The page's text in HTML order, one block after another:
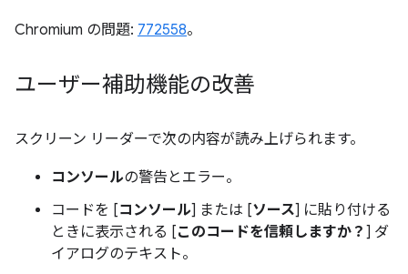
Chromium の問題: 772558。
ユーザー補助機能の改善
スクリーン リーダーで次の内容が読み上げられます。
コンソールの警告とエラー。
コードを [コンソール] または [ソース] に貼り付ける
ときに表示される [このコードを信頼しますか？ ] ダ
イアログのテキスト。